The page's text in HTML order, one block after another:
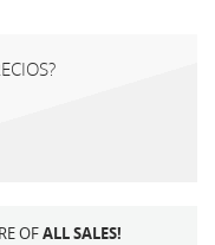
OFALL SALES!